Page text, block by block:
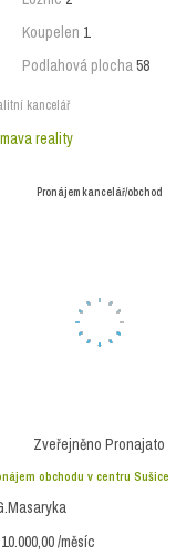
Koupelen 1
Podlahová plocha58
kancelář
reality
Pronájem kancelář/obchod
ZveřejněnoPronajato
obchodu v centru Sušice
/měsíc